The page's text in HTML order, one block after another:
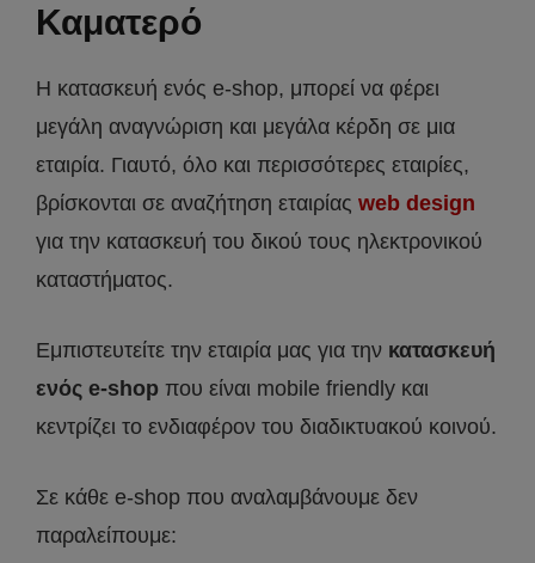
Καματερό
Η κατασκευή ενός e-shop, μπορεί να φέρει
μεγάλη αναγνώριση και μεγάλα κέρδη σε μια
εταιρία. Γιαυτό, όλο και περισσότερες εταιρίες,
βρίσκονται σε αναζήτηση εταιρίας web design
για την κατασκευή του δικού τους ηλεκτρονικού
καταστήματος.
Εμπιστευτείτε την εταιρία μας για την κατασκευή
ενός e-shop που είναι mobile friendly και
κεντρίζει το ενδιαφέρον του διαδικτυακού κοινού.
Σε κάθε e-shop που αναλαμβάνουμε δεν
παραλείπουμε: